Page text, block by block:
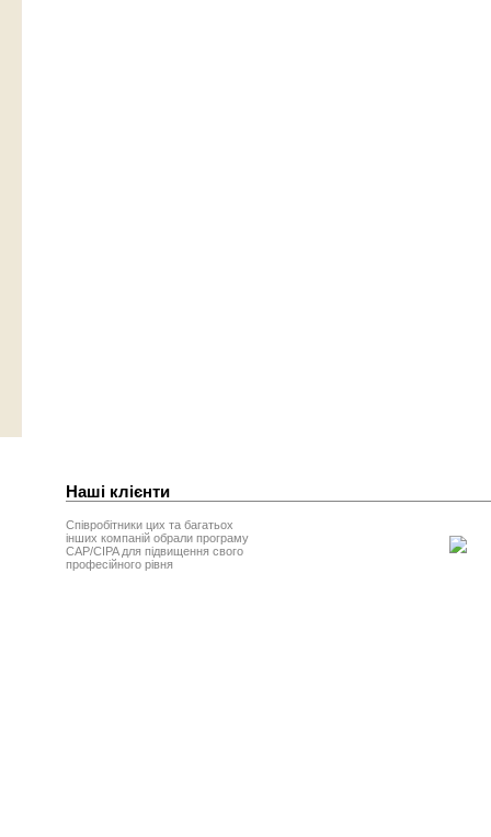
Наші клієнти
Співробітники цих та багатьох
інших компаній обрали програму
CAP/CIPA для підвищення свого
професійного рівня